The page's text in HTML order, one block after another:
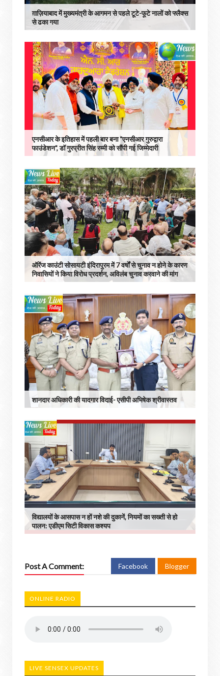
ग़ाज़ियाबाद में मुख्यमंत्री के आगमन से पहले टूटे-फूटे नालों को फ्लैक्स
से ढका गया
एनसीआर के इतिहास में पहली बार बना "एनसीआर गुरुद्वारा
फाउंडेशन", डॉ गुरप्रीत सिंह रम्मी को सौंपी गई जिम्मेदारी
ऑरेंज काउंटी सोसायटी इंदिरापुरम में 7 वर्षों से चुनाव न होने के कारण
निवासियों ने किया विरोध प्रदर्शन, अविलंब चुनाव करवाने की मांग
शानदार अधिकारी की यादगार विदाई- एसीपी अभिषेक श्रीवास्तव
विद्यालयों के आसपास न हों नशे की दुकानें, नियमों का सख्ती से हो
पालन: एडीएम सिटी विकास कश्यप
Post A Comment: Facebook Blogger
ONLINE RADIO
LIVE SENSEX UPDATES